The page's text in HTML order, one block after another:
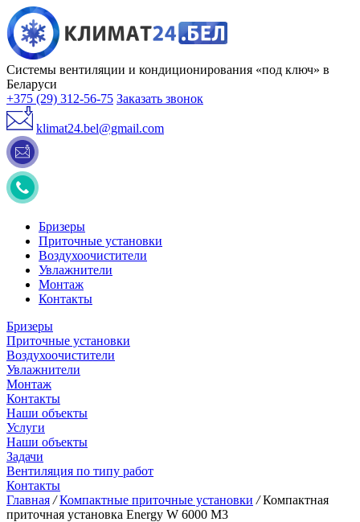
Системы вентиляции и кондиционирования «под ключ» в
Беларуси
+375 (29) 312-56-75 Заказать звонок
klimat24.bel@gmail.com
Бризеры
Приточные установки
Воздухоочистители
Увлажнители
Монтаж
Контакты
Бризеры
Приточные установки
Воздухоочистители
Увлажнители
Монтаж
Контакты
Наши объекты
Услуги
Наши объекты
Задачи
Вентиляция по типу работ
Контакты
Главная /Компактные приточные установки /Компактная
приточная установка Energy W 6000 M3